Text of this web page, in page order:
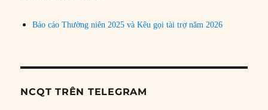
Báo cáo Thường niên 2025 và Kêu gọi tài trợ năm 2026
NCQT TRÊN TELEGRAM